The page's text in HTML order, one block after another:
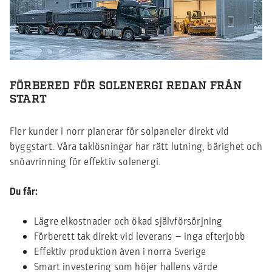
FÖRBERED FÖR SOLENERGI REDAN FRÅN
START
Fler kunder i norr planerar för solpaneler direkt vid
byggstart. Våra taklösningar har rätt lutning, bärighet och
snöavrinning för effektiv solenergi.
Du får:
Lägre elkostnader och ökad självförsörjning
Förberett tak direkt vid leverans – inga efterjobb
Effektiv produktion även i norra Sverige
Smart investering som höjer hallens värde